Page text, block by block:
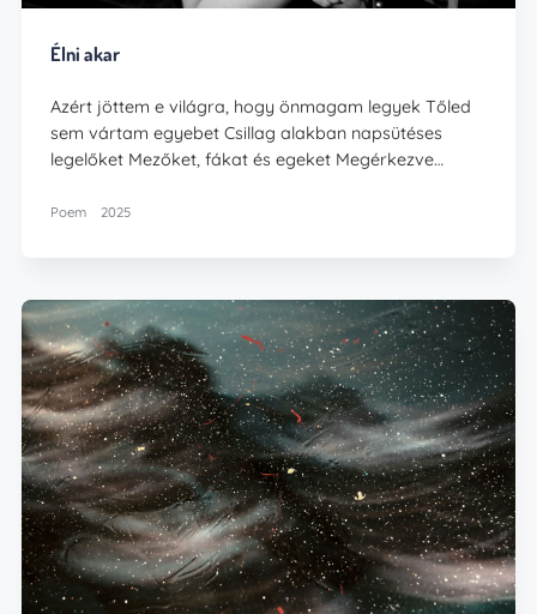
Élni akar
Azért jöttem e világra, hogy önmagam legyek Tőled
sem vártam egyebet Csillag alakban napsütéses
legelőket Mezőket, fákat és egeket Megérkezve…
Poem 2025